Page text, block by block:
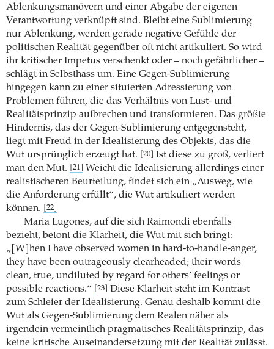
Ablenkungsmanövern und einer Abgabe der eigenen
Verantwortung verknüpft sind. Bleibt eine Sublimierung
nur Ablenkung, werden gerade negative Gefühle der
politischen Realität gegenüber oft nicht artikuliert. So wird
ihr kritischer Impetus verschenkt oder – noch gefährlicher –
schlägt in Selbsthass um. Eine Gegen-Sublimierung
hingegen kann zu einer situierten Adressierung von
Problemen führen, die das Verhältnis von Lust- und
Realitätsprinzip aufbrechen und transformieren. Das größte
Hindernis, das der Gegen-Sublimierung entgegensteht,
liegt mit Freud in der Idealisierung des Objekts, das die
Wut ursprünglich erzeugt hat.
[20]
Ist diese zu groß, verliert
man den Mut.
[21]
Weicht die Idealisierung allerdings einer
realistischeren Beurteilung, findet sich ein „Ausweg, wie
die Anforderung erfüllt“, die Wut artikuliert werden
können.
[22]
Maria Lugones, auf die sich Raimondi ebenfalls
bezieht, betont die Klarheit, die Wut mit sich bringt:
„[W]hen I have observed women in hard-to-handle-anger,
they have been outrageously clearheaded; their words
clean, true, undiluted by regard for others’ feelings or
possible reactions.“
[23]
Diese Klarheit steht im Kontrast
zum Schleier der Idealisierung. Genau deshalb kommt die
Wut als Gegen-Sublimierung dem Realen näher als
irgendein vermeintlich pragmatisches Realitätsprinzip, das
keine kritische Auseinandersetzung mit der Realität zulässt.